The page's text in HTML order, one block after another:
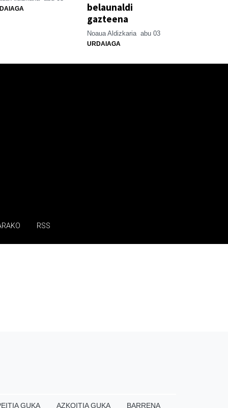
belaunaldi
gazteena
Noaua Aldizkaria abu 03
URDAIAGA
RSS
GUKA AZKOITIA GUKA BARRENA